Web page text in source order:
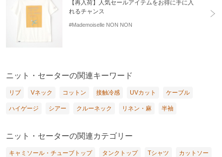
【再入荷】人気セールアイテムをお得に手に入
れるチャンス
#Mademoiselle NON NON
ニット・セーターの関連キーワード
リブ Vネック コットン 接触冷感 UVカット ケーブル
ハイゲージ シアー クルーネック リネン・麻 半袖
ニット・セーターの関連カテゴリー
キャミソール・チューブトップ タンクトップ Tシャツ カットソー